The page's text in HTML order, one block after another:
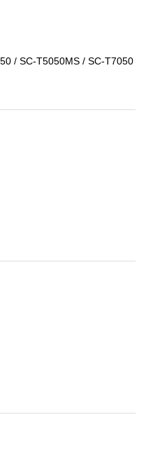
/ SC-T5050MS / SC-T7050